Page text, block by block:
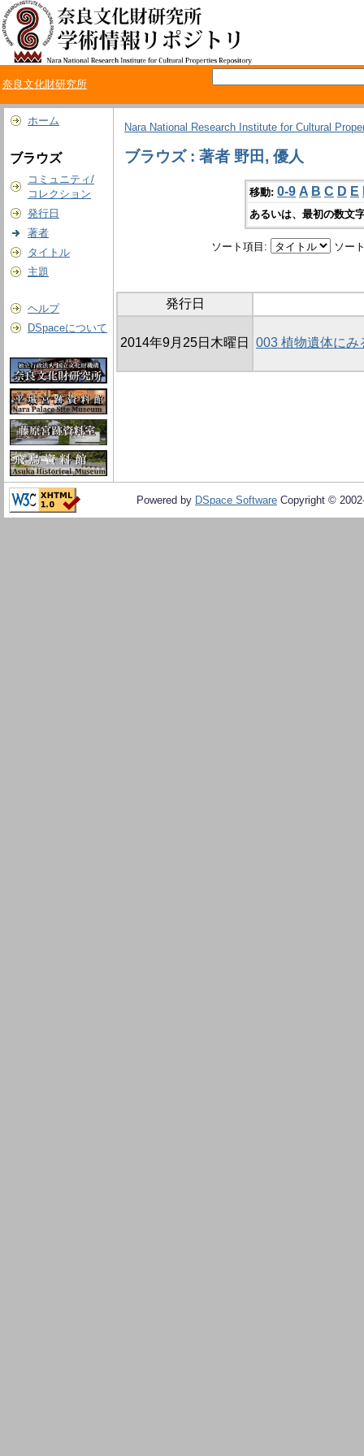
奈良文化財研究所
ホーム
ブラウズ
コミュニティ/
コレクション
発行日
著者
タイトル
主題
ヘルプ
DSpaceについて
Nara National Research Institute for Cultural
ブラウズ : 著者 野田, 優人
移動: 0-9 A B C D E
あるいは、最初の数文
ソート項目: ソー
発行日
2014年9月25日木曜日 003 植物遺体にみ
Powered by DSpace Software Copyright ©